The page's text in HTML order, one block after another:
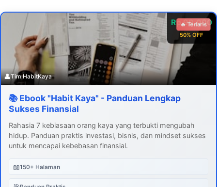
Rp 99.000
50% OFF
🔥 Terlaris
👤Tim HabitKaya
📚 Ebook "Habit Kaya" - Panduan Lengkap
Sukses Finansial
Rahasia 7 kebiasaan orang kaya yang terbukti mengubah
hidup. Panduan praktis investasi, bisnis, dan mindset sukses
untuk mencapai kebebasan finansial.
📖150+ Halaman